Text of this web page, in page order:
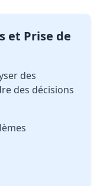
et Prise de
des
des décisions